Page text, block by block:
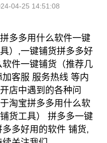
04-25 14:51:08
多多用什么软件一键
）,一键铺货拼多多好
件一键铺货（推荐几
客服 服务热线 等内
店中遇到的各种问
淘宝拼多多用什么软
货工具） 拼多多一键
多好用的软件 铺货,